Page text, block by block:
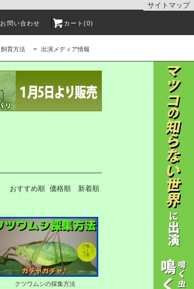
サイトマップ
お問い合わせ カート(0)
飼育方法 出演メディア情報
おすすめ順 価格順 新着順
クツワムシの採集方法